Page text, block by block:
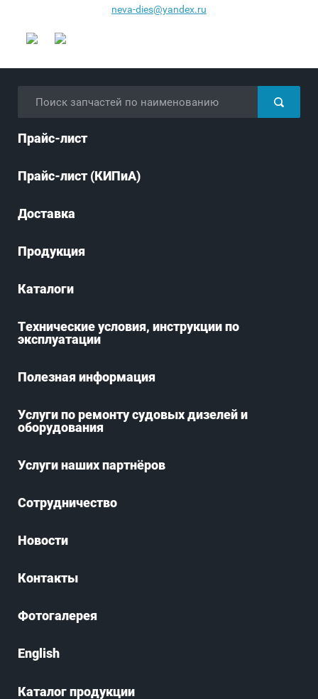
neva-dies@yandex.ru
Прайс-лист
Прайс-лист (КИПиА)
Доставка
Продукция
Каталоги
Технические условия, инструкции по
эксплуатации
Полезная информация
Услуги по ремонту судовых дизелей и
оборудования
Услуги наших партнёров
Сотрудничество
Новости
Контакты
Фотогалерея
English
Каталог продукции